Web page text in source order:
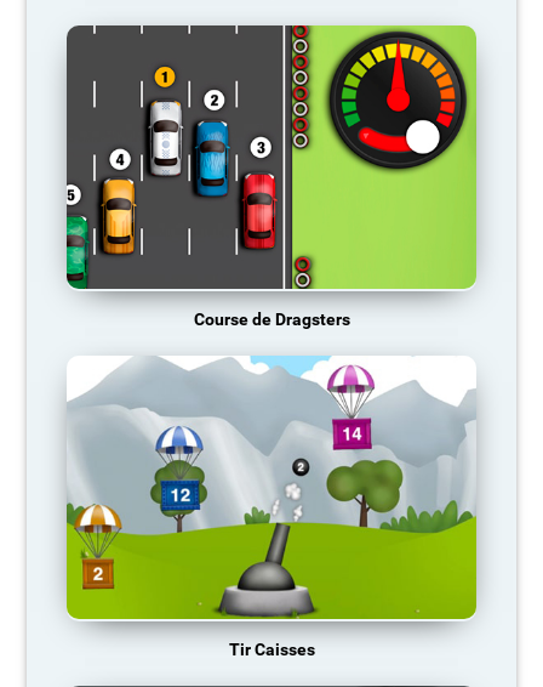
Course de Dragsters
Tir Caisses